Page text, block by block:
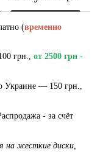
(временно
грн., от 2500 грн -
Украине — 150 грн.,
- за счёт
на жесткие диски,